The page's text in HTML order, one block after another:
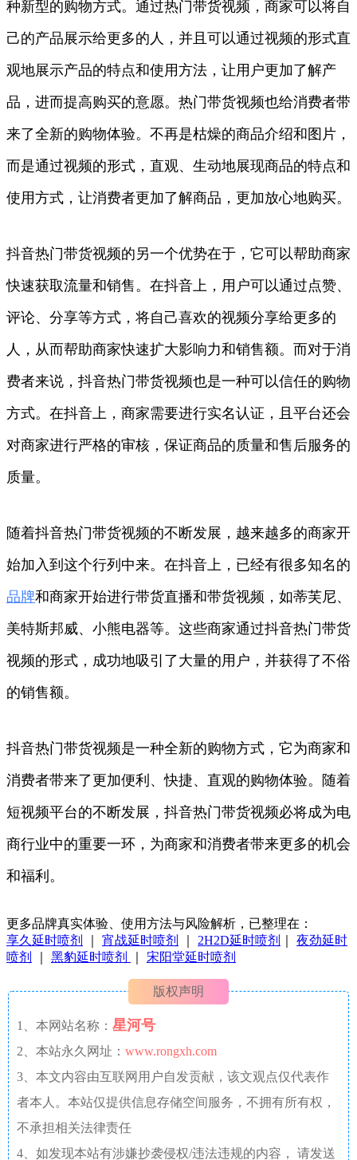
种新型的购物方式。通过热门带货视频，商家可以将自
己的产品展示给更多的人，并且可以通过视频的形式直
观地展示产品的特点和使用方法，让用户更加了解产
品，进而提高购买的意愿。热门带货视频也给消费者带
来了全新的购物体验。不再是枯燥的商品介绍和图片，
而是通过视频的形式，直观、生动地展现商品的特点和
使用方式，让消费者更加了解商品，更加放心地购买。
抖音热门带货视频的另一个优势在于，它可以帮助商家
快速获取流量和销售。在抖音上，用户可以通过点赞、
评论、分享等方式，将自己喜欢的视频分享给更多的
人，从而帮助商家快速扩大影响力和销售额。而对于消
费者来说，抖音热门带货视频也是一种可以信任的购物
方式。在抖音上，商家需要进行实名认证，且平台还会
对商家进行严格的审核，保证商品的质量和售后服务的
质量。
随着抖音热门带货视频的不断发展，越来越多的商家开
始加入到这个行列中来。在抖音上，已经有很多知名的
品牌和商家开始进行带货直播和带货视频，如蒂芙尼、
美特斯邦威、小熊电器等。这些商家通过抖音热门带货
视频的形式，成功地吸引了大量的用户，并获得了不俗
的销售额。
抖音热门带货视频是一种全新的购物方式，它为商家和
消费者带来了更加便利、快捷、直观的购物体验。随着
短视频平台的不断发展，抖音热门带货视频必将成为电
商行业中的重要一环，为商家和消费者带来更多的机会
和福利。
更多品牌真实体验、使用方法与风险解析，已整理在：
享久延时喷剂
宵战延时喷剂 2H2D延时喷剂
夜劲延时
喷剂
黑豹延时喷剂 宋阳堂延时喷剂
版权声明
1、本网站名称： 星河号
2、本站永久网址： www.rongxh.com
3、本文内容由互联网用户自发贡献，该文观点仅代表作
者本人。本站仅提供信息存储空间服务，不拥有所有权，
不承担相关法律责任
4、如发现本站有涉嫌抄袭侵权/违法违规的内容， 请发送